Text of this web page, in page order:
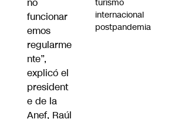
funcionar
emos
regularme
nte”,
explicó el
president
e de la
Anef, Raúl
turismo
internacional
postpandemia